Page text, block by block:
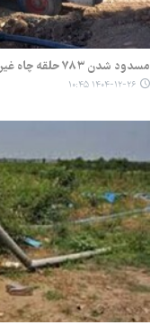
مسدود شدن ۷۸۳ حلقه چاه غیرمجاز در قزوین
۱۴۰۴-۱۲-۲۶ ۱۰:۴۵